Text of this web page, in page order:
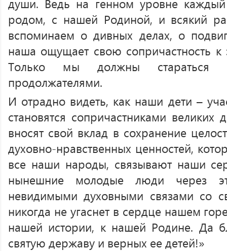
души. Ведь на генном уровне
родом, с нашей Родиной, и всякий
вспоминаем о дивных делах, о
наша ощущает свою сопричастность
Только мы должны стараться
продолжателями.
И отрадно видеть, как наши дети –
становятся сопричастниками
вносят свой вклад в сохранение
духовно-нравственных ценностей,
все наши народы, связывают наши
нынешние молодые люди через
невидимыми духовными связами со
никогда не угаснет в сердце нашем
нашей истории, к нашей Родине. Да
святую державу и верных ее детей!»